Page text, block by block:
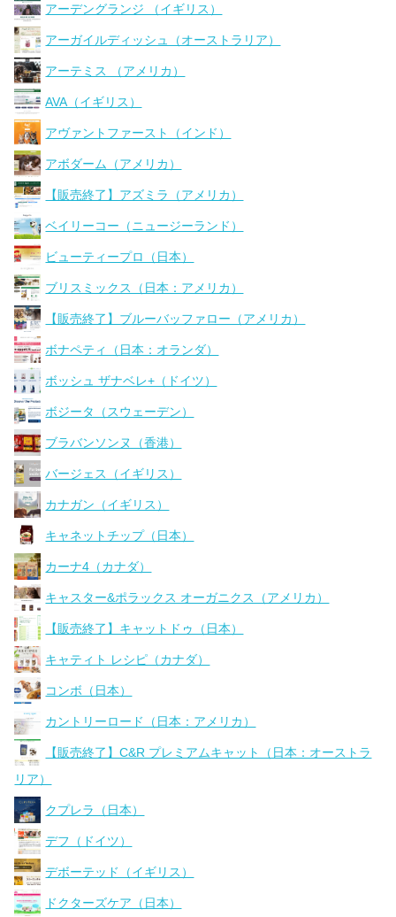
アーデングランジ （イギリス）
アーガイルディッシュ（オーストラリア）
アーテミス （アメリカ）
AVA（イギリス）
アヴァントファースト（インド）
アボダーム（アメリカ）
【販売終了】アズミラ（アメリカ）
ベイリーコー（ニュージーランド）
ビューティープロ（日本）
ブリスミックス（日本：アメリカ）
【販売終了】ブルーバッファロー（アメリカ）
ボナペティ（日本：オランダ）
ボッシュ ザナベレ+（ドイツ）
ボジータ（スウェーデン）
ブラバンソンヌ（香港）
バージェス（イギリス）
カナガン（イギリス）
キャネットチップ（日本）
カーナ4（カナダ）
キャスター&ポラックス オーガニクス（アメリカ）
【販売終了】キャットドゥ（日本）
キャティト レシピ（カナダ）
コンボ（日本）
カントリーロード（日本：アメリカ）
【販売終了】C&R プレミアムキャット（日本：オーストラ
リア）
クプレラ（日本）
デフ（ドイツ）
デボーテッド（イギリス）
ドクターズケア（日本）